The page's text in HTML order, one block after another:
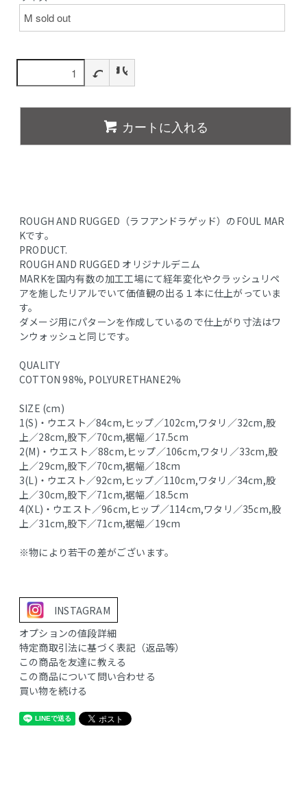
カートに入れる
ROUGH AND RUGGED（ラフアンドラゲッド）のFOUL MAR
Kです。
PRODUCT.
ROUGH AND RUGGED オリジナルデニム
MARKを国内有数の加工工場にて経年変化やクラッシュリペ
アを施したリアルでいて価値観の出る１本に仕上がっていま
す。
ダメージ用にパターンを作成しているので仕上がり寸法はワ
ンウォッシュと同じです。
QUALITY
COTTON 98%, POLYURETHANE2%
SIZE (cm)
1(S)・ウエスト／84cm,ヒップ／102cm,ワタリ／32cm,股
上／28cm,股下／70cm,裾幅／17.5cm
2(M)・ウエスト／88cm,ヒップ／106cm,ワタリ／33cm,股
上／29cm,股下／70cm,裾幅／18cm
3(L)・ウエスト／92cm,ヒップ／110cm,ワタリ／34cm,股
上／30cm,股下／71cm,裾幅／18.5cm
4(XL)・ウエスト／96cm,ヒップ／114cm,ワタリ／35cm,股
上／31cm,股下／71cm,裾幅／19cm
※物により若干の差がございます。
INSTAGRAM
オプションの値段詳細
特定商取引法に基づく表記（返品等）
この商品を友達に教える
この商品について問い合わせる
買い物を続ける